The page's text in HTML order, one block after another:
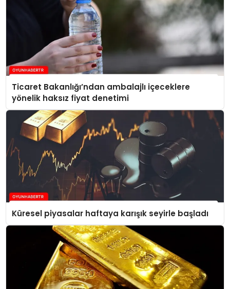
Ticaret Bakanlığı’ndan ambalajlı içeceklere
yönelik haksız fiyat denetimi
Küresel piyasalar haftaya karışık seyirle başladı